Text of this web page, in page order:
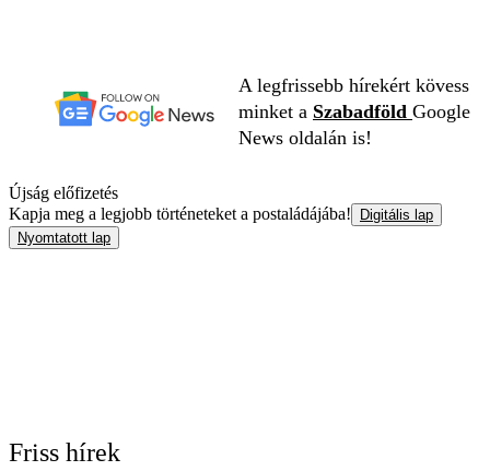
A legfrissebb hírekért kövess
minket a Szabadföld Google
News oldalán is!
Újság előfizetés
Kapja meg a legjobb történeteket a postaládájába!
Digitális lap
Nyomtatott lap
Friss hírek